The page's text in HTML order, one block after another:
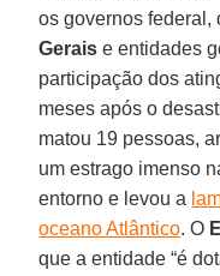
os governos federal,
Gerais e entidades
participação dos
meses após o
matou 19 pessoas,
um estrago imenso
entorno e levou a
oceano Atlântico. O
que a entidade “é